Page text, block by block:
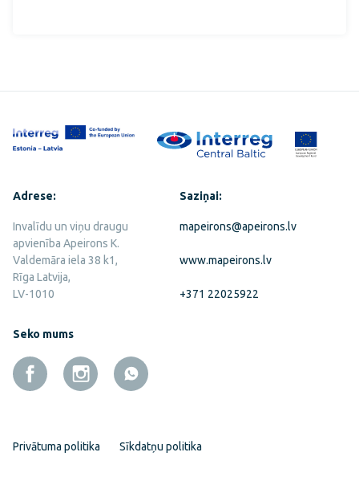
Adrese:
Invalīdu un viņu draugu
apvienība Apeirons K.
Valdemāra iela 38 k1,
Rīga Latvija,
LV-1010
Saziņai:
mapeirons@apeirons.lv
www.mapeirons.lv
+371 22025922
Seko mums
Privātuma politika Sīkdatņu politika